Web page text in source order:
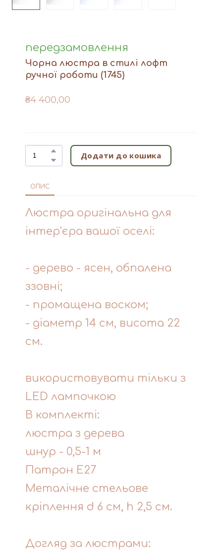
передзамовлення
Чорна люстра в стилі лофт
ручної роботи (1745)
₴4 400,00
Додати до кошика
ОПИС
Люстра оригінальна для
інтер'єра вашої оселі:
- дерево - ясен, обпалена
ззовні;
- промащена воском;
- діаметр 14 см, висота 22
см.
використовувати тільки з
LED лампочкою
В комплекті:
люстра з дерева
шнур - 0,5-1 м
Патрон Е27
Металічне стельове
кріплення d 6 см, h 2,5 см.
Догляд за люстрами: